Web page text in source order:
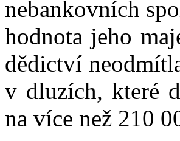
nebankovních
hodnota jeho
dědictví
v dluzích, které
na více než 210